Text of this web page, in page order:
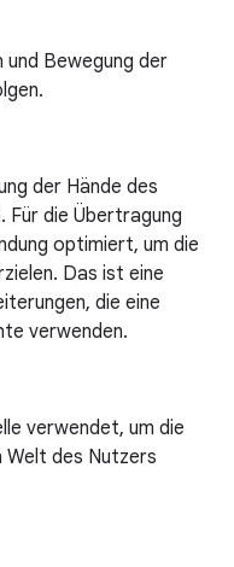
Bewegung der
der Hände des
Für die Übertragung
optimiert, um die
Das ist eine
die eine
verwenden.
verwendet, um die
des Nutzers